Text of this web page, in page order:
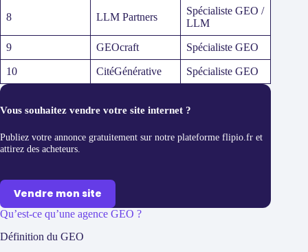
8 LLM Partners
Spécialiste GEO /
LLM
9 GEOcraft Spécialiste GEO
10 CitéGénérative Spécialiste GEO
Vous souhaitez vendre votre site internet ?
Publiez votre annonce gratuitement sur notre plateforme flipio.fr et
attirez des acheteurs.
Vendre mon site
Qu’est-ce qu’une agence GEO ?
Définition du GEO